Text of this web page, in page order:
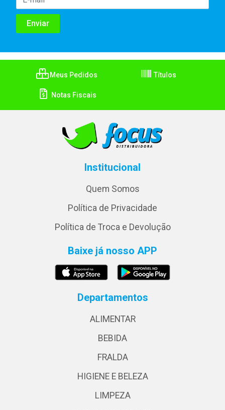
Meus Pedidos Títulos
Notas Fiscais
Institucional
Quem Somos
Política de Privacidade
Política de Troca e Devolução
Baixe já nosso APP
Departamentos
ALIMENTAR
BEBIDA
FRALDA
HIGIENE E BELEZA
LIMPEZA